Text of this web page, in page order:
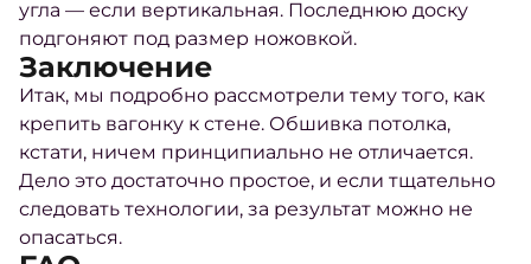
угла — если вертикальная. Последнюю доску
подгоняют под размер ножовкой.
Заключение
Итак, мы подробно рассмотрели тему того, как
крепить вагонку к стене. Обшивка потолка,
кстати, ничем принципиально не отличается.
Дело это достаточно простое, и если тщательно
следовать технологии, за результат можно не
опасаться.